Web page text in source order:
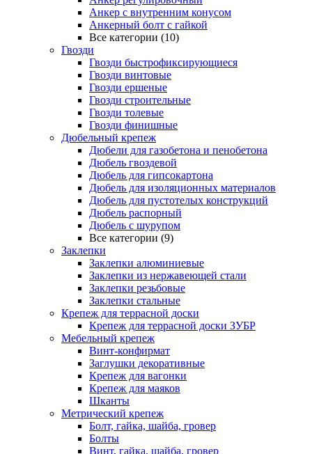
Анкер с внутренним конусом
Анкерный болт с гайкой
Все категории (10)
Гвозди
Гвозди быстрофиксирующиеся
Гвозди винтовые
Гвозди ершеные
Гвозди строительные
Гвозди толевые
Гвозди финишные
Дюбельный крепеж
Дюбели для газобетона и пенобетона
Дюбель гвоздевой
Дюбель для гипсокартона
Дюбель для изоляционных материалов
Дюбель для пустотелых конструкций
Дюбель распорный
Дюбель с шурупом
Все категории (9)
Заклепки
Заклепки алюминиевые
Заклепки из нержавеющей стали
Заклепки резьбовые
Заклепки стальные
Крепеж для террасной доски
Крепеж для террасной доски ЗУБР
Мебельный крепеж
Винт-конфирмат
Заглушки декоративные
Крепеж для вагонки
Крепеж для маяков
Шканты
Метрический крепеж
Болт, гайка, шайба, гровер
Болты
Винт, гайка, шайба, гровер